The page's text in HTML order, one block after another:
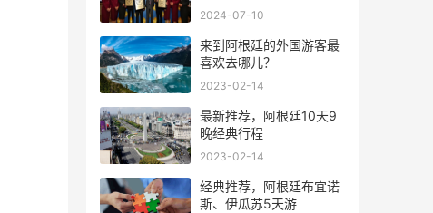
风起云涌
2024-07-10
来到阿根廷的外国游客最
喜欢去哪儿？
2023-02-14
最新推荐，阿根廷10天9
晚经典行程
2023-02-14
经典推荐，阿根廷布宜诺
斯、伊瓜苏5天游